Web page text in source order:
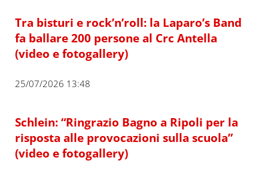
Tra bisturi e rock’n’roll: la Laparo’s Band
fa ballare 200 persone al Crc Antella
(video e fotogallery)
25/07/2026 13:48
Schlein: “Ringrazio Bagno a Ripoli per la
risposta alle provocazioni sulla scuola”
(video e fotogallery)